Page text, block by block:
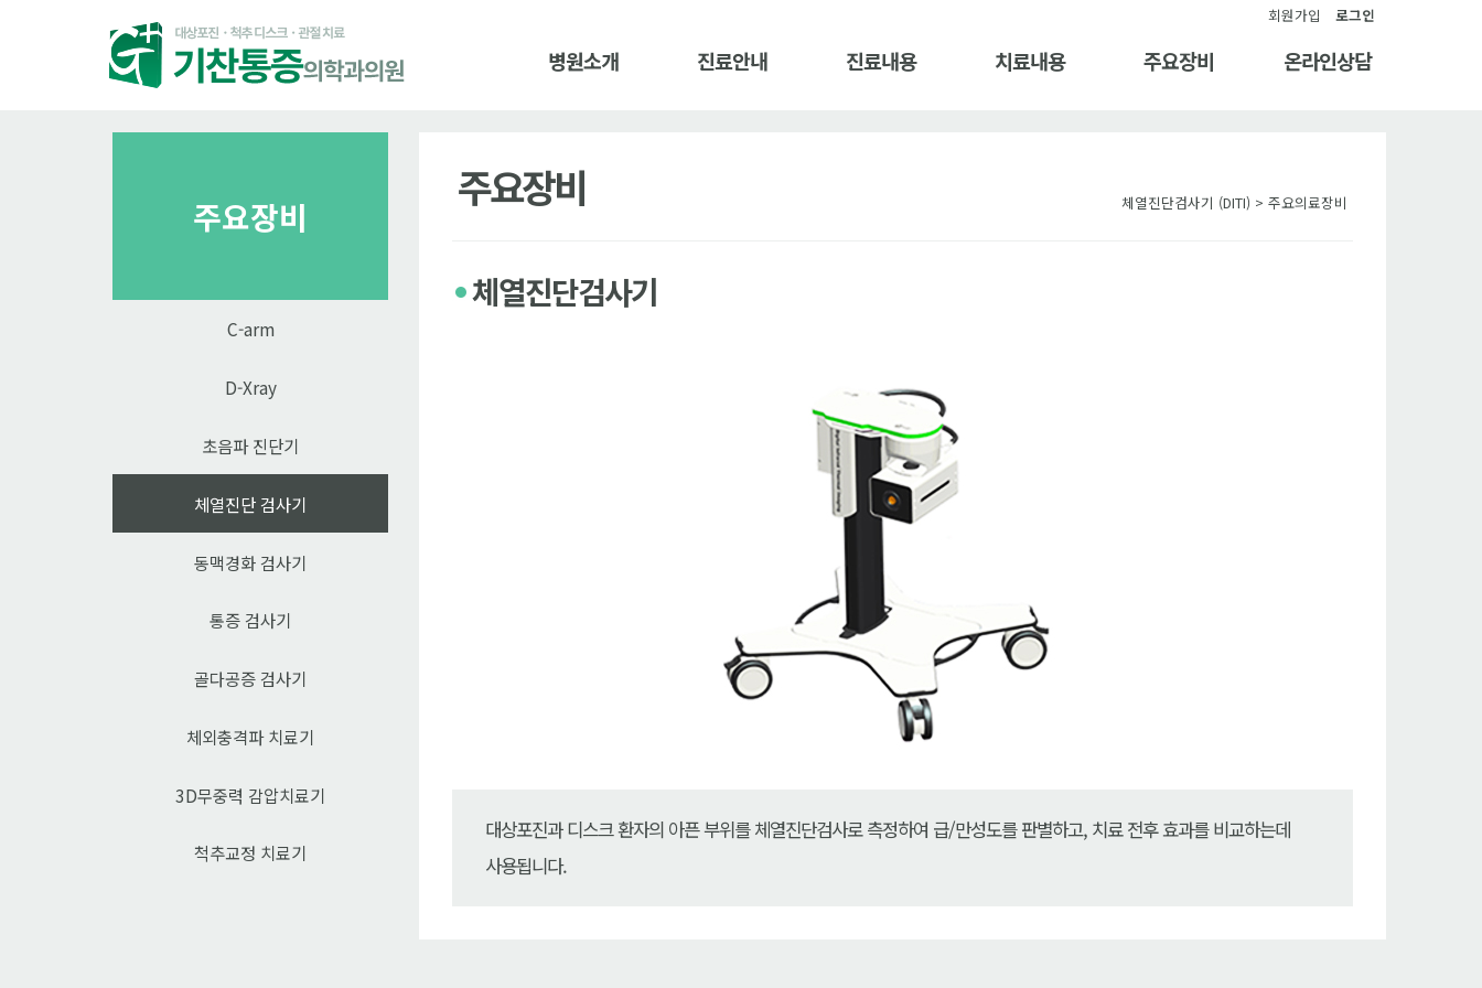
회원가입 로그인
병원소개 진료안내 진료내용 치료내용 주요장비 온라인상담
주요장비
C-arm
D-Xray
초음파 진단기
체열진단 검사기
동맥경화 검사기
통증 검사기
골다공증 검사기
체외충격파 치료기
3D무중력 감압치료기
척추교정 치료기
주요장비 체열진단검사기 (DITI) > 주요의료장비
체열진단검사기
대상포진과 디스크 환자의 아픈 부위를 체열진단검사로 측정하여 급/만성도를 판별하고, 치료 전후 효과를 비교하는데
사용됩니다.